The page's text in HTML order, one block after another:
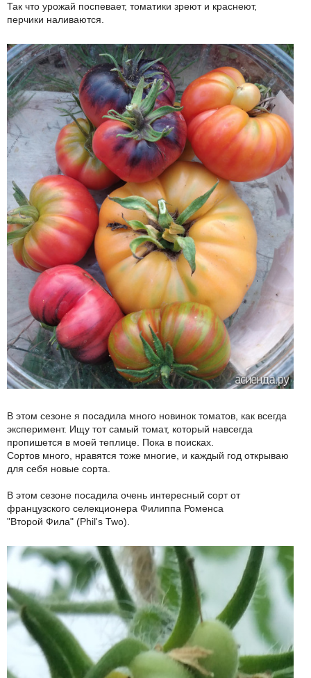
Так что урожай поспевает, томатики зреют и краснеют,
перчики наливаются.
В этом сезоне я посадила много новинок томатов, как всегда
эксперимент. Ищу тот самый томат, который навсегда
пропишется в моей теплице. Пока в поисках.
Сортов много, нравятся тоже многие, и каждый год открываю
для себя новые сорта.
В этом сезоне посадила очень интересный сорт от
французского селекционера Филиппа Роменса
"Второй Фила" (Phil's Two).